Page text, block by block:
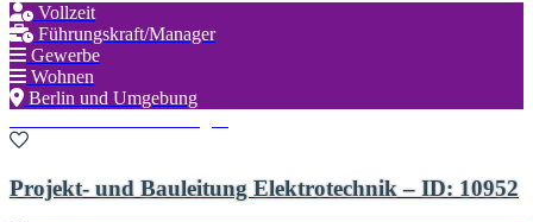
Vollzeit
Führungskraft/Manager
Gewerbe
Wohnen
Berlin und Umgebung
Projekt- und Bauleitung Elektrotechnik – ID: 10952